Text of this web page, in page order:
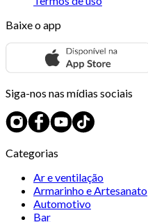
Baixe o app
Siga-nos nas mídias sociais
Categorias
Ar e ventilação
Armarinho e Artesanato
Automotivo
Bar